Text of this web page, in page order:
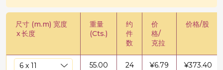
尺寸 (m.m) 宽度
x长度
重量
(Cts.)
约
件
数
价
格/
克拉
价格/股
55.00 24 ¥6.79 ¥373.40